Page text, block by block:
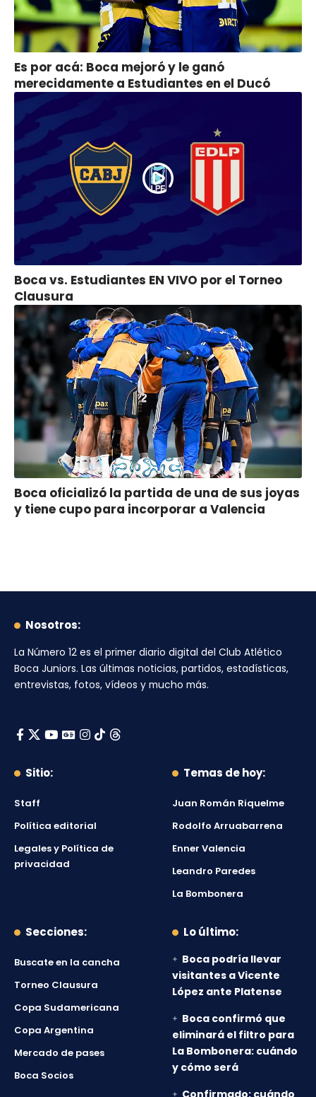
Es por acá: Boca mejoró y le ganó
merecidamente a Estudiantes en el Ducó
Boca vs. Estudiantes EN VIVO por el Torneo
Clausura
Boca oficializó la partida de una de sus joyas
y tiene cupo para incorporar a Valencia
Nosotros:
La Número 12 es el primer diario digital del Club Atlético
Boca Juniors. Las últimas noticias, partidos, estadísticas,
entrevistas, fotos, vídeos y mucho más.
Sitio:
Staff
Política editorial
Legales y Política de
privacidad
Temas de hoy:
Juan Román Riquelme
Rodolfo Arruabarrena
Enner Valencia
Leandro Paredes
La Bombonera
Secciones:
Buscate en la cancha
Torneo Clausura
Copa Sudamericana
Copa Argentina
Mercado de pases
Boca Socios
Lo último:
Boca podría llevar
visitantes a Vicente
López ante Platense
Boca confirmó que
eliminará el filtro para
La Bombonera: cuándo
y cómo será
Confirmado: cuándo